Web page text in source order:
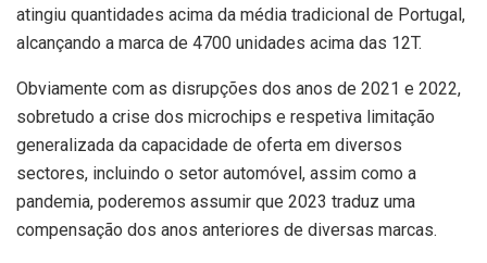
atingiu quantidades acima da média tradicional de Portugal,
alcançando a marca de 4700 unidades acima das 12T.
Obviamente com as disrupções dos anos de 2021 e 2022,
sobretudo a crise dos microchips e respetiva limitação
generalizada da capacidade de oferta em diversos
sectores, incluindo o setor automóvel, assim como a
pandemia, poderemos assumir que 2023 traduz uma
compensação dos anos anteriores de diversas marcas.